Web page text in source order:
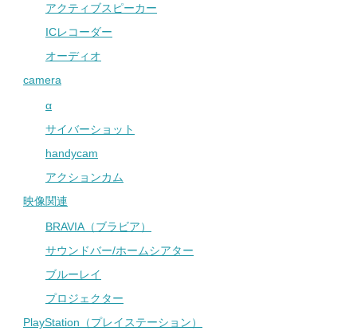
アクティブスピーカー
ICレコーダー
オーディオ
camera
α
サイバーショット
handycam
アクションカム
映像関連
BRAVIA（ブラビア）
サウンドバー/ホームシアター
ブルーレイ
プロジェクター
PlayStation（プレイステーション）